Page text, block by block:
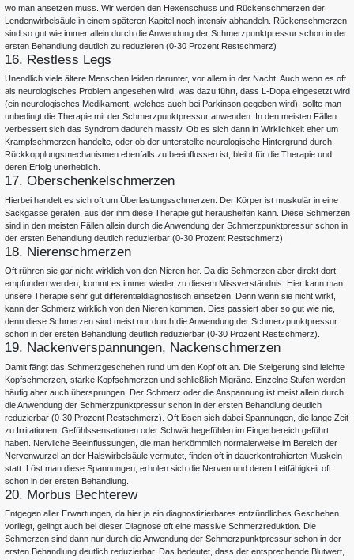
wo man ansetzen muss. Wir werden den Hexenschuss und Rückenschmerzen der
Lendenwirbelsäule in einem späteren Kapitel noch intensiv abhandeln. Rückenschmerzen
sind so gut wie immer allein durch die Anwendung der Schmerzpunktpressur schon in der
ersten Behandlung deutlich zu reduzieren (0-30 Prozent Restschmerz)
16. Restless Legs
Unendlich viele ältere Menschen leiden darunter, vor allem in der Nacht. Auch wenn es oft
als neurologisches Problem angesehen wird, was dazu führt, dass L-Dopa eingesetzt wird
(ein neurologisches Medikament, welches auch bei Parkinson gegeben wird), sollte man
unbedingt die Therapie mit der Schmerzpunktpressur anwenden. In den meisten Fällen
verbessert sich das Syndrom dadurch massiv. Ob es sich dann in Wirklichkeit eher um
Krampfschmerzen handelte, oder ob der unterstellte neurologische Hintergrund durch
Rückkopplungsmechanismen ebenfalls zu beeinflussen ist, bleibt für die Therapie und
deren Erfolg unerheblich.
17. Oberschenkelschmerzen
Hierbei handelt es sich oft um Überlastungsschmerzen. Der Körper ist muskulär in eine
Sackgasse geraten, aus der ihm diese Therapie gut heraushelfen kann. Diese Schmerzen
sind in den meisten Fällen allein durch die Anwendung der Schmerzpunktpressur schon in
der ersten Behandlung deutlich reduzierbar (0-30 Prozent Restschmerz).
18. Nierenschmerzen
Oft rühren sie gar nicht wirklich von den Nieren her. Da die Schmerzen aber direkt dort
empfunden werden, kommt es immer wieder zu diesem Missverständnis. Hier kann man
unsere Therapie sehr gut differentialdiagnostisch einsetzen. Denn wenn sie nicht wirkt,
kann der Schmerz wirklich von den Nieren kommen. Dies passiert aber so gut wie nie,
denn diese Schmerzen sind meist nur durch die Anwendung der Schmerzpunktpressur
schon in der ersten Behandlung deutlich reduzierbar (0-30 Prozent Restschmerz).
19. Nackenverspannungen, Nackenschmerzen
Damit fängt das Schmerzgeschehen rund um den Kopf oft an. Die Steigerung sind leichte
Kopfschmerzen, starke Kopfschmerzen und schließlich Migräne. Einzelne Stufen werden
häufig aber auch übersprungen. Der Schmerz oder die Anspannung ist meist allein durch
die Anwendung der Schmerzpunktpressur schon in der ersten Behandlung deutlich
reduzierbar (0-30 Prozent Restschmerz). Oft lösen sich dabei Spannungen, die lange Zeit
zu Irritationen, Gefühlssensationen oder Schwächegefühlen im Fingerbereich geführt
haben. Nervliche Beeinflussungen, die man herkömmlich normalerweise im Bereich der
Nervenwurzel an der Halswirbelsäule vermutet, finden oft in dauerkontrahierten Muskeln
statt. Löst man diese Spannungen, erholen sich die Nerven und deren Leitfähigkeit oft
schon in der ersten Behandlung.
20. Morbus Bechterew
Entgegen aller Erwartungen, da hier ja ein diagnostizierbares entzündliches Geschehen
vorliegt, gelingt auch bei dieser Diagnose oft eine massive Schmerzreduktion. Die
Schmerzen sind dann nur durch die Anwendung der Schmerzpunktpressur schon in der
ersten Behandlung deutlich reduzierbar. Das bedeutet, dass der entsprechende Blutwert,